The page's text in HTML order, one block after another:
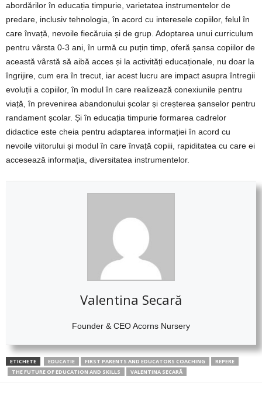
abordărilor în educația timpurie, varietatea instrumentelor de
predare, inclusiv tehnologia, în acord cu interesele copiilor, felul în
care învață, nevoile fiecăruia și de grup. Adoptarea unui curriculum
pentru vârsta 0-3 ani, în urmă cu puțin timp, oferă șansa copiilor de
această vârstă să aibă acces și la activități educaționale, nu doar la
îngrijire, cum era în trecut, iar acest lucru are impact asupra întregii
evoluții a copiilor, în modul în care realizează conexiunile pentru
viață, în prevenirea abandonului școlar și creșterea șanselor pentru
randament școlar. Și în educația timpurie formarea cadrelor
didactice este cheia pentru adaptarea informației în acord cu
nevoile viitorului și modul în care învață copiii, rapiditatea cu care ei
accesează informația, diversitatea instrumentelor.
Valentina Secară
Founder & CEO Acorns Nursery
ETICHETE EDUCATIE FIRST PARENTS AND EDUCATORS COACHING
REPERE
THE FUTURE OF EDUCATION AND SKILLS
VALENTINA SECARĂ